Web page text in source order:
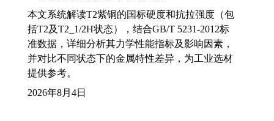
本文系统解读T2紫铜的国标硬度和抗拉强度（包
括T2及T2_1/2H状态），结合GB/T 5231-2012标
准数据，详细分析其力学性能指标及影响因素，
并对比不同状态下的金属特性差异，为工业选材
提供参考。
2026年8月4日